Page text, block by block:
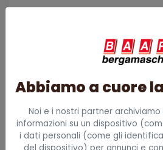
Telefono
Abbiamo a cuore
Noi e i nostri partner
informazioni su un dispositivo
i dati personali (come gli